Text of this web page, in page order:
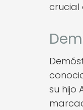
crucial
su hijo